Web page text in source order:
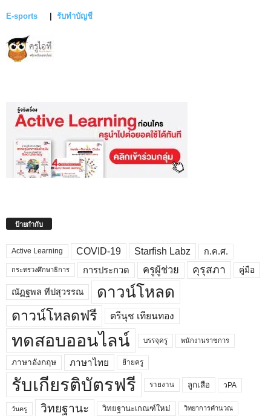
E-sports รับทำบัญชี
ป้ายกำกับ
Active Learning COVID-19 Starfish Labz ก.ค.ศ.
กระทรวงศึกษาธิการ การประกวด ครูผู้ช่วย คุรุสภา คู่มือ
ณัฏฐพล ทีปสุวรรณ ดาวน์โหลด
ดาวน์โหลดฟรี ตรีนุช เทียนทอง
ทดสอบออนไลน์ บรรจุครู พนักงานราชการ
ภาษาอังกฤษ ภาษาไทย ย้ายครู
รับเกียรติบัตรฟรี รายงาน ลูกเสือ วPA
วันครู วิทยฐานะ วิทยฐานะเกณฑ์ใหม่ วิทยาการคำนวณ